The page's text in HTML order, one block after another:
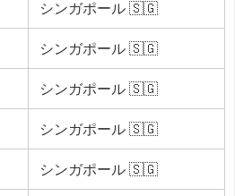
シンガポール 🇸🇬
シンガポール 🇸🇬
シンガポール 🇸🇬
シンガポール 🇸🇬
シンガポール 🇸🇬